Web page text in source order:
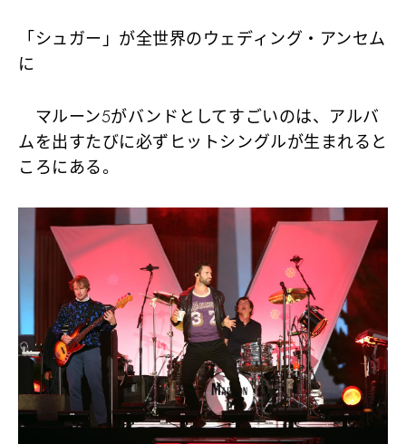
「シュガー」が全世界のウェディング・アンセム
に
マルーン5がバンドとしてすごいのは、 アルバ
ムを出すたびに必ずヒットシングルが生まれると
ころにある。